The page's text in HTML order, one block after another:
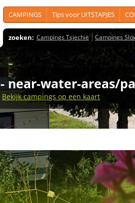
CAMPINGS Tips voor UITSTAPJES
zoeken: Campings Tsjechië Campings
- near-water-areas/
Bekijk campings op een kaart